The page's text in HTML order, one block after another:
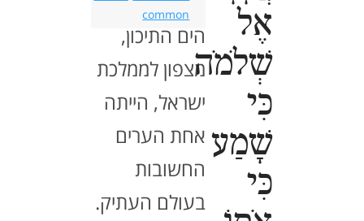
אֶל
שְׁלֹמֹה
כִּי
שָׁמַע
כִּי
common
הים התיכון,
מצפון לממלכת
ישראל, הייתה
אחת הערים
החשובות
בעולם העתיק.